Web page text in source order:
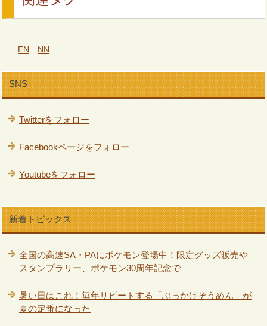
EN NN
SNS
Twitterをフォロー
Facebookページをフォロー
Youtubeをフォロー
新着トピックス
全国の高速SA・PAにポケモン登場中！限定グッズ販売や
スタンプラリー、ポケモン30周年記念で
暑い日はこれ！毎年リピートする「ぶっかけそうめん」が
夏の定番になった